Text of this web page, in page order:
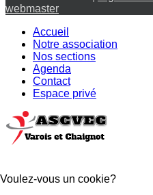
webmaster
Accueil
Notre association
Nos sections
Agenda
Contact
Espace privé
Voulez-vous un cookie?